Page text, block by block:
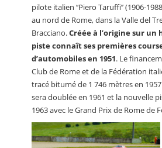
pilote italien ‘‘Piero Taruffi’’ (1906-
au nord de Rome, dans la Valle del
Bracciano.Créée à l’origine sur
piste connaît ses premières
d’automobiles en 1951. Le
Club de Rome et de la Fédération
tracé bitumé de 1 746 mètres en
sera doublée en 1961 et la nouvelle
1963 avec le Grand Prix de Rome de